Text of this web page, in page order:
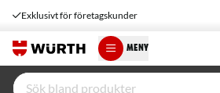
Exklusivt för företagskunder
MENY